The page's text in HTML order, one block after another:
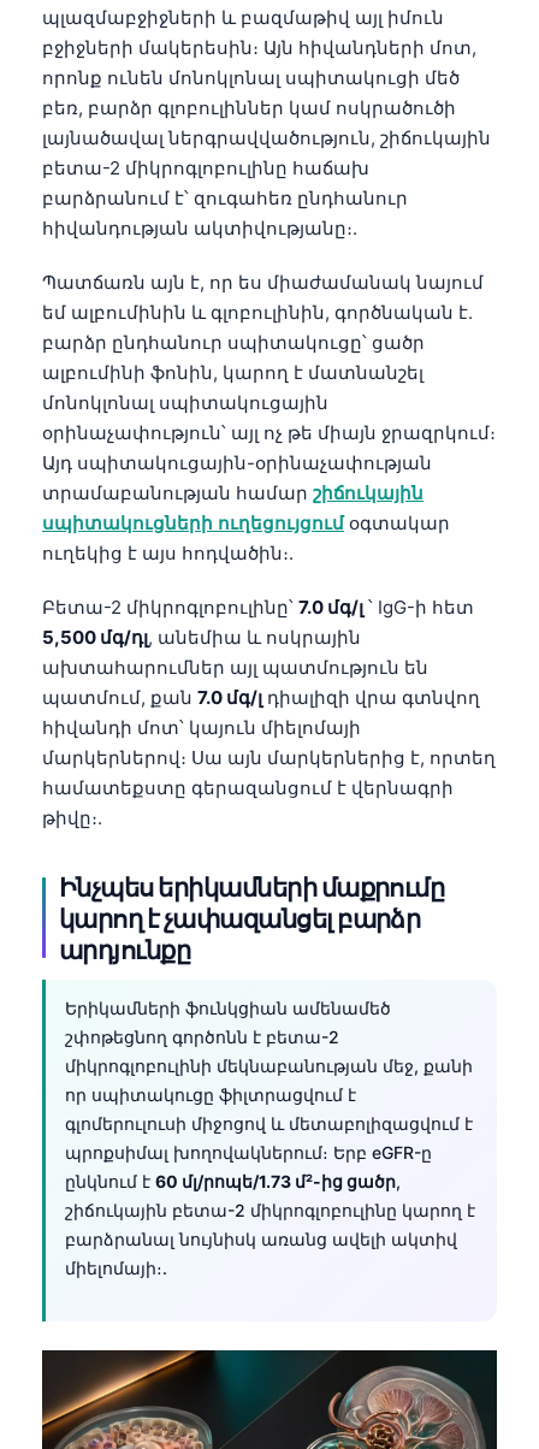
պլազմաբջիջների և բազմաթիվ այլ իմուն
բջիջների մակերեսին։ Այն հիվանդների մոտ,
որոնք ունեն մոնոկլոնալ սպիտակուցի մեծ
բեռ, բարձր գլոբուլիններ կամ ոսկրածուծի
լայնածավալ ներգրավվածություն, շիճուկային
բետա-2 միկրոգլոբուլինը հաճախ
բարձրանում է՝ զուգահեռ ընդհանուր
հիվանդության ակտիվությանը։.
Պատճառն այն է, որ ես միաժամանակ նայում
եմ ալբումինին և գլոբուլինին, գործնական է.
բարձր ընդհանուր սպիտակուցը՝ ցածր
ալբումինի ֆոնին, կարող է մատնանշել
մոնոկլոնալ սպիտակուցային
օրինաչափություն՝ այլ ոչ թե միայն ջրազրկում։
Այդ սպիտակուցային-օրինաչափության
տրամաբանության համար շիճուկային
սպիտակուցների ուղեցույցումօգտակար
ուղեկից է այս հոդվածին։.
Բետա-2 միկրոգլոբուլինը՝ 7.0 մգ/լ ՝ IgG-ի հետ
5,500 մգ/դլ, անեմիա և ոսկրային
ախտահարումներ այլ պատմություն են
պատմում, քան 7.0 մգ/լ դիալիզի վրա գտնվող
հիվանդի մոտ՝ կայուն միելոմայի
մարկերներով։ Սա այն մարկերներից է, որտեղ
համատեքստը գերազանցում է վերնագրի
թիվը։.
Ինչպես երիկամների մաքրումը
կարող է չափազանցել բարձր
արդյունքը
Երիկամների ֆունկցիան ամենամեծ
շփոթեցնող գործոնն է բետա-2
միկրոգլոբուլինի մեկնաբանության մեջ, քանի
որ սպիտակուցը ֆիլտրացվում է
գլոմերուլուսի միջոցով և մետաբոլիզացվում է
պրոքսիմալ խողովակներում։ Երբ eGFR-ը
ընկնում է 60 մլ/րոպե/1.73 մ²-ից ցածր,
շիճուկային բետա-2 միկրոգլոբուլինը կարող է
բարձրանալ նույնիսկ առանց ավելի ակտիվ
միելոմայի։.